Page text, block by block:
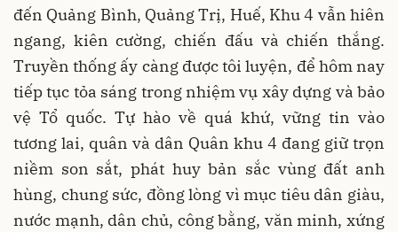
đến Quảng Bình, Quảng Trị, Huế, Khu 4 vẫn hiên
ngang, kiên cường, chiến đấu và chiến thắng.
Truyền thống ấy càng được tôi luyện, để hôm nay
tiếp tục tỏa sáng trong nhiệm vụ xây dựng và bảo
vệ Tổ quốc. Tự hào về quá khứ, vững tin vào
tương lai, quân và dân Quân khu 4 đang giữ trọn
niềm son sắt, phát huy bản sắc vùng đất anh
hùng, chung sức, đồng lòng vì mục tiêu dân giàu,
nước mạnh, dân chủ, công bằng, văn minh, xứng